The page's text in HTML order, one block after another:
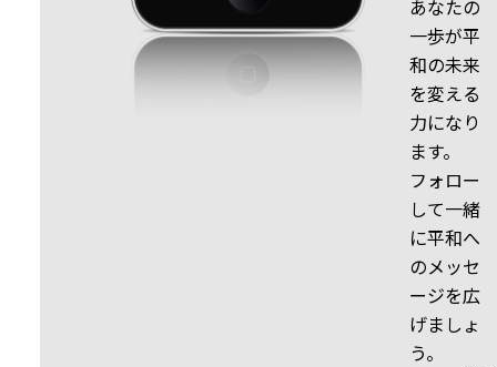
あなたの
一歩が平
和の未来
を変える
力になり
ます。
フォロー
して一緒
に平和へ
のメッセ
ージを広
げましょ
う。